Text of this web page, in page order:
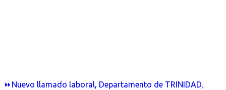
⏩Nuevo llamado laboral, Departamento de TRINIDAD,